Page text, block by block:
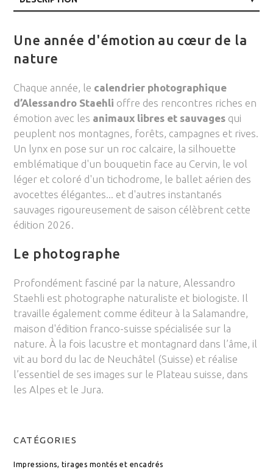
Une année d'émotion au cœur de la
nature
Chaque année, le calendrier photographique
d’Alessandro Staehli offre des rencontres riches en
émotion avec les animaux libres et sauvages qui
peuplent nos montagnes, forêts, campagnes et rives.
Un lynx en pose sur un roc calcaire, la silhouette
emblématique d'un bouquetin face au Cervin, le vol
léger et coloré d'un tichodrome, le ballet aérien des
avocettes élégantes... et d'autres instantanés
sauvages rigoureusement de saison célèbrent cette
édition 2026.
Le photographe
Profondément fasciné par la nature, Alessandro
Staehli est photographe naturaliste et biologiste. Il
travaille également comme éditeur à la Salamandre,
maison d'édition franco-suisse spécialisée sur la
nature. À la fois lacustre et montagnard dans l’âme, il
vit au bord du lac de Neuchâtel (Suisse) et réalise
l’essentiel de ses images sur le Plateau suisse, dans
les Alpes et le Jura.
CATÉGORIES
Impressions, tirages montés et encadrés